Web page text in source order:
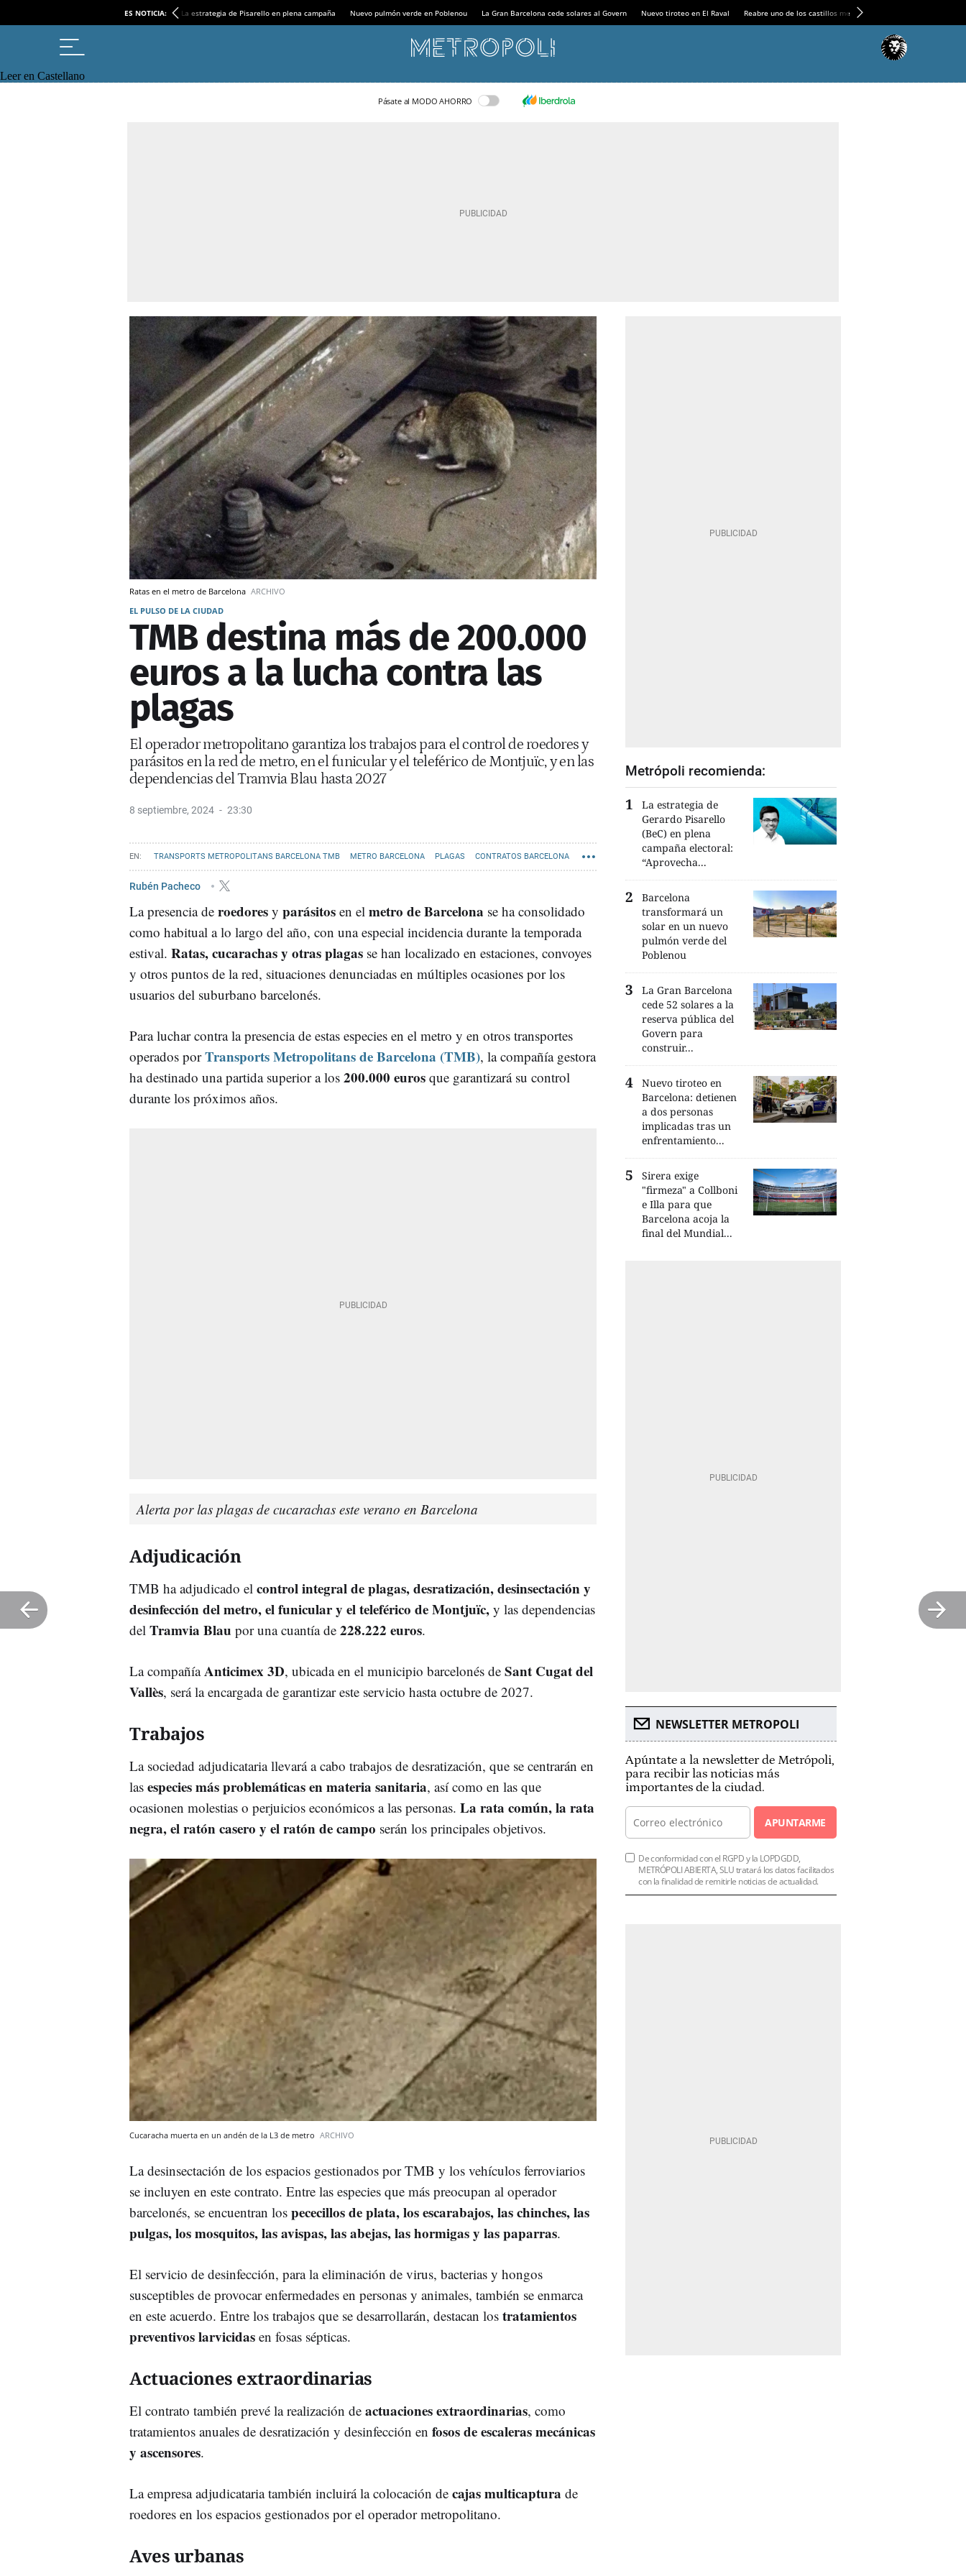
ES NOTICIA: La estrategia de Pisarello en plena campaña Nuevo pulmón verde en Poblenou La Gran Barcelona cede solares al Govern Nuevo tiroteo en El Raval Reabre uno de los castillos medievales más espectaculares
Leer en Castellano
Pásate al MODO AHORRO
Ratas en el metro de Barcelona ARCHIVO
EL PULSO DE LA CIUDAD
TMB destina más de 200.000
euros a la lucha contra las
plagas
El operador metropolitano garantiza los trabajos para el control de roedores y
parásitos en la red de metro, en el funicular y el teleférico de Montjuïc, y en las
dependencias del Tramvia Blau hasta 2027
8 septiembre, 2024 23:30
TRANSPORTS METROPOLITANS BARCELONA TMB METRO BARCELONA PLAGAS CONTRATOS BARCELONA
Rubén Pacheco
La presencia de roedores y parásitos en el metro de Barcelona se ha consolidado
como habitual a lo largo del año, con una especial incidencia durante la temporada
estival. Ratas, cucarachas y otras plagas se han localizado en estaciones, convoyes
y otros puntos de la red, situaciones denunciadas en múltiples ocasiones por los
usuarios del suburbano barcelonés.
Para luchar contra la presencia de estas especies en el metro y en otros transportes
operados porTransports Metropolitans de Barcelona (TMB), la compañía gestora
ha destinado una partida superior a los 200.000 euros que garantizará su control
durante los próximos años.
Alerta por las plagas de cucarachas este verano en Barcelona
Adjudicación
TMB ha adjudicado el control integral de plagas, desratización, desinsectación y
desinfección del metro, el funicular y el teleférico de Montjuïc, y las dependencias
del Tramvia Blau por una cuantía de 228.222 euros.
La compañíaAnticimex 3D, ubicada en el municipio barcelonés de Sant Cugat del
Vallès, será la encargada de garantizar este servicio hasta octubre de 2027.
Trabajos
La sociedad adjudicataria llevará a cabo trabajos de desratización, que se centrarán en
las especies más problemáticas en materia sanitaria, así como en las que
ocasionen molestias o perjuicios económicos a las personas. La rata común, la rata
negra, el ratón casero y el ratón de campo serán los principales objetivos.
Cucaracha muerta en un andén de la L3 de metro ARCHIVO
La desinsectación de los espacios gestionados por TMB y los vehículos ferroviarios
se incluyen en este contrato. Entre las especies que más preocupan al operador
barcelonés, se encuentran los pececillos de plata, los escarabajos, las chinches, las
pulgas, los mosquitos, las avispas, las abejas, las hormigas y las paparras.
El servicio de desinfección, para la eliminación de virus, bacterias y hongos
susceptibles de provocar enfermedades en personas y animales, también se enmarca
en este acuerdo. Entre los trabajos que se desarrollarán, destacan los tratamientos
preventivos larvicidas en fosas sépticas.
Actuaciones extraordinarias
El contrato también prevé la realización de actuaciones extraordinarias, como
tratamientos anuales de desratización y desinfección en fosos de escaleras mecánicas
y ascensores.
La empresa adjudicataria también incluirá la colocación de cajas multicaptura de
roedores en los espacios gestionados por el operador metropolitano.
Aves urbanas
Metrópoli recomienda:
La estrategia de
Gerardo Pisarello
(BeC) en plena
campaña electoral:
“Aprovecha...
Barcelona
transformará un
solar en un nuevo
pulmón verde del
Poblenou
La Gran Barcelona
cede 52 solares a la
reserva pública del
Govern para
construir...
Nuevo tiroteo en
Barcelona: detienen
a dos personas
implicadas tras un
enfrentamiento...
Sirera exige
"firmeza" a Collboni
e Illa para que
Barcelona acoja la
final del Mundial...
NEWSLETTER METROPOLI
Apúntate a la newsletter de Metrópoli,
para recibir las noticias más
importantes de la ciudad.
APUNTARME
De conformidad con el RGPD y la LOPDGDD,
METRÓPOLI ABIERTA, SLU tratará los datos facilitados
con la finalidad de remitirle noticias de actualidad.